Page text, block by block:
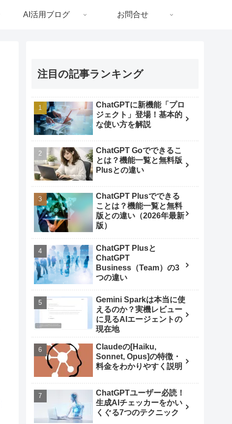
AI活用ブログ お問合せ
注目の記事ランキング
ChatGPTに新機能「プロ
ジェクト」登場！基本的
な使い方を解説
ChatGPT Goでできるこ
とは？機能一覧と無料版
Plusとの違い
ChatGPT Plusでできる
ことは？機能一覧と無料
版との違い（2026年最新
版）
ChatGPT Plusと
ChatGPT
Business（Team）の3
つの違い
Gemini Sparkは本当に使
えるのか？実機レビュー
に見るAIエージェントの
現在地
Claudeの[Haiku,
Sonnet, Opus]の特徴・
料金をわかりやすく説明
ChatGPTユーザー必読！
生成AIチェッカーをかい
くぐる7つのテクニック